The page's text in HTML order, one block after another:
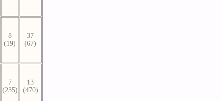
8
(19)
37
(67)
7
(235)
13
(470)